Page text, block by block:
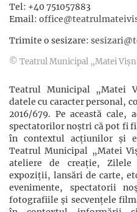
Tel: +40 751057883
Email:
Trimite o sesizare:
© Teatrul Municipal „Matei
Teatrul Municipal „Matei
datele cu caracter personal,
2016/679. Pe această
spectatorilor noștri că pot fi
în contextul acţiunilor şi
Teatrul Municipal „Matei
ateliere de creație, Zilele
expoziții, lansări de carte,
evenimente, spectatorii
fotografiile și secvențele